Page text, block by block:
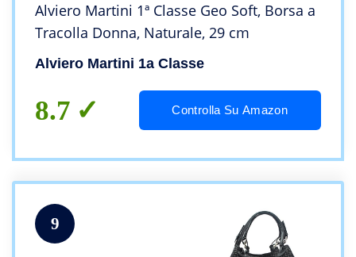
Alviero Martini 1ª Classe Geo Soft, Borsa a
Tracolla Donna, Naturale, 29 cm
Alviero Martini 1a Classe
8.7 Controlla Su Amazon
9